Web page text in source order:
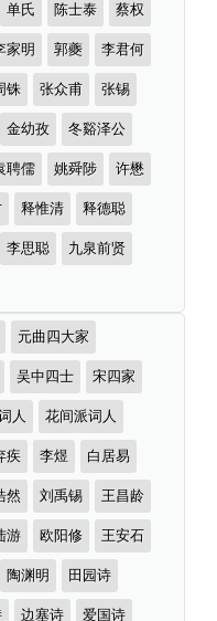
单氏 陈士泰 蔡权
家明 郭夔 李君何
铢 张众甫 张锡
金幼孜 冬谿泽公
聘儒 姚舜陟 许懋
释惟清 释德聪
李思聪 九泉前贤
元曲四大家
吴中四士 宋四家
人 花间派词人
疾 李煜 白居易
然 刘禹锡 王昌龄
游 欧阳修 王安石
陶渊明 田园诗
边塞诗 爱国诗